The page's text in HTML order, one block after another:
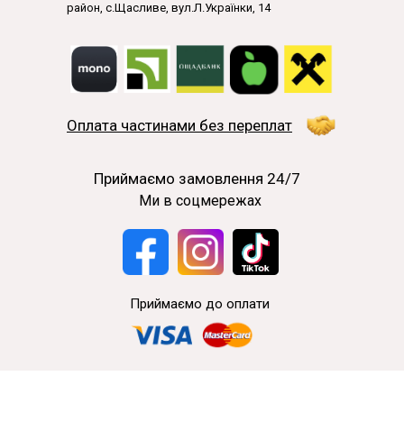
Приймаємо до оплати
район, с.Щасливе, вул.Л.Українки, 14
Ми в соцмережах
Приймаємо замовлення 24/7
Оплата частинами без переплат